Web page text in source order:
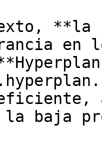
**la
en
la baja